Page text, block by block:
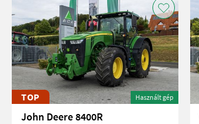
TOP Használt gép
John Deere 8400R